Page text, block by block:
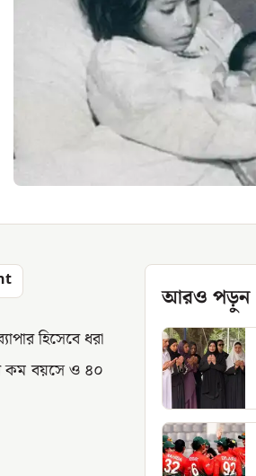
হিসেবে ধরা
কম বয়সে ও ৪০
আরও পড়ুন